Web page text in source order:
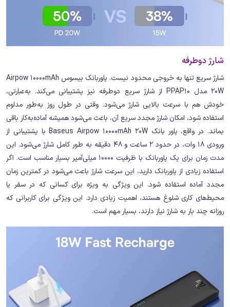
شارژ دوطرفه
شارژ سریع تنها به خروجی محدود نیست. پاوربانک بیسوس Airpow 10000mAh
20W مدل PPAP10 از شارژ سریع دوطرفه نیز پشتیبانی می‌کند. به‌عبارتی،
خودش هم با سرعت بالایی شارژ می‌شود. وقتی در طول روز به‌طور مداوم
استفاده شود، امکان شارژ مجدد سریع آن، باعث می‌شود همیشه آماده‌به‌کار باقی
بماند. در واقع، پاور بانک Baseus Airpow 10000mAh 20W با پشتیبانی از
ورودی 18 وات، در حدود 2 ساعت و 48 دقیقه به طور کامل شارژ می‌شود. این
مدت زمان برای یک پاوربانک با ظرفیت 10000 میلی‌آمپر بسیار مناسب است. اگر
استفاده زیادی از پاوربانک دارید، این سرعت شارژ باعث می‌شود در کمترین زمان
مجدد آماده استفاده شود. این ویژگی به ویژه برای کسانی که در سفر یا
محیط‌های کاری شلوغ هستند، اهمیت زیادی دارد. این ویژگی برای کاربرانی که
روزانه چند بار به شارژ نیاز دارند، بسیار مهم است.